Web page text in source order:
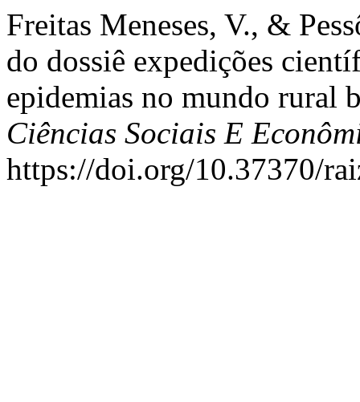
Freitas Meneses, V., &
do dossiê expedições
epidemias no mundo rural
Ciências Sociais E
https://doi.org/10.37370/